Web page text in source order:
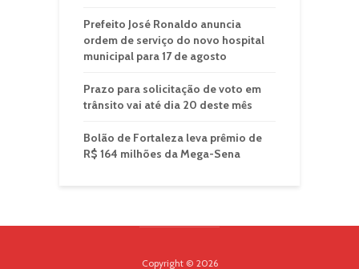
Prefeito José Ronaldo anuncia
ordem de serviço do novo hospital
municipal para 17 de agosto
Prazo para solicitação de voto em
trânsito vai até dia 20 deste mês
Bolão de Fortaleza leva prêmio de
R$ 164 milhões da Mega-Sena
Copyright © 2026